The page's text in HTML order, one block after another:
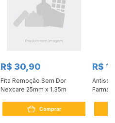
R$ 30,90
Fita Remoção Sem Dor
Nexcare 25mm x 1,35m
Comprar
R$
Farmax